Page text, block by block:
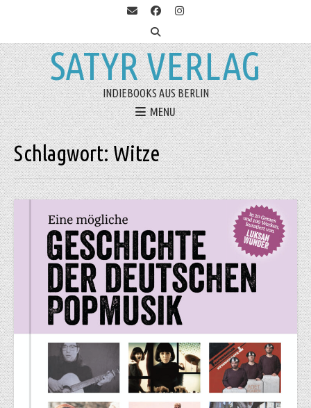
SATYR VERLAG
INDIEBOOKS AUS BERLIN
MENU
Schlagwort:Witze